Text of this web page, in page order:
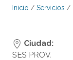
Inicio / Servicios /
Ciudad:
SES PROV.